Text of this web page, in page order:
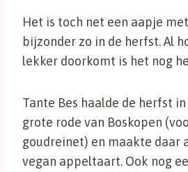
Het is toch net een aapje
bijzonder zo in de herfst. Al
lekker doorkomt is het nog
Tante Bes haalde de herfst
grote rode van Boskopen
goudreinet) en maakte daar
vegan appeltaart. Ook nog